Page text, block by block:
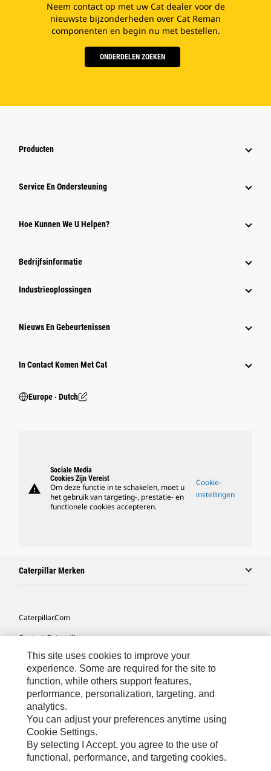
Neem contact op met uw Cat dealer voor de
nieuwste bijzonderheden over Cat Reman
componenten en begin nu met bestellen.
ONDERDELEN ZOEKEN
Producten
Service En Ondersteuning
Hoe Kunnen We U Helpen?
Bedrijfsinformatie
Industrieoplossingen
Nieuws En Gebeurtenissen
In Contact Komen Met Cat
Europe ‧ Dutch
warning
Sociale Media
Cookies Zijn Vereist
Om deze functie in te schakelen, moet u
het gebruik van targeting-, prestatie- en
functionele cookies accepteren.
Cookie-
instellingen
Caterpillar Merken
Caterpillar.com
Contact Caterpillar
Mijn Marketingvoorkeuren
Site Map
Cookie Settings
Legal
Privacy
This site uses cookies to improve your
experience. Some are required for the site to
function, while others support features,
performance, personalization, targeting, and
analytics.
You can adjust your preferences anytime using
Cookie Settings.
By selecting I Accept, you agree to the use of
functional, performance, and targeting cookies.